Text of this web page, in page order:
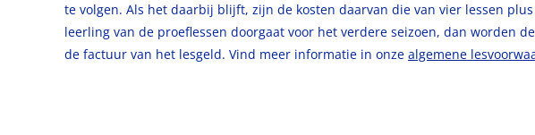
te volgen. Als het daarbij blijft, zijn de kosten daarvan die van vier lessen
leerling van de proeflessen doorgaat voor het verdere seizoen, dan worden
de factuur van het lesgeld. Vind meer informatie in onze algemene